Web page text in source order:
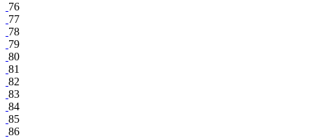
76
77
78
79
80
81
82
83
84
85
86